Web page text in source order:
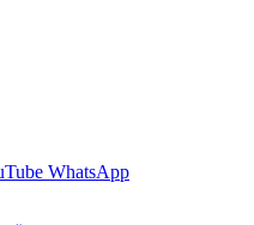
WhatsApp